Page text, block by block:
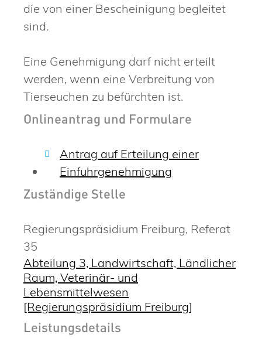
die von einer Bescheinigung begleitet
sind.
Eine Genehmigung darf nicht erteilt
werden, wenn eine Verbreitung von
Tierseuchen zu befürchten ist.
Onlineantrag und Formulare
Antrag auf Erteilung einer
Einfuhrgenehmigung
Zuständige Stelle
Regierungspräsidium Freiburg, Referat
35
Abteilung 3, Landwirtschaft, Ländlicher
Raum, Veterinär- und
Lebensmittelwesen
[Regierungspräsidium Freiburg]
Leistungsdetails